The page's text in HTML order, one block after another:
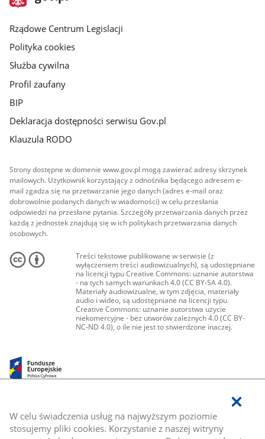
W celu świadczenia usług na najwyższym poziomie
stosujemy pliki cookies. Korzystanie z naszej witryny
Rządowe Centrum Legislacji
Polityka cookies
Służba cywilna
Profil zaufany
BIP
Deklaracja dostępności serwisu Gov.pl
Klauzula RODO
Strony dostępne w domenie www.gov.pl mogą zawierać adresy skrzynek
mailowych. Użytkownik korzystający z odnośnika będącego adresem e-
mail zgadza się na przetwarzanie jego danych (adres e-mail oraz
dobrowolnie podanych danych w wiadomości) w celu przesłania
odpowiedzi na przesłane pytania. Szczegóły przetwarzania danych przez
każdą z jednostek znajdują się w ich politykach przetwarzania danych
osobowych.
Treści tekstowe publikowane w serwisie (z
wyłączeniem treści audiowizualnych), są udostępniane
na licencji typu Creative Commons: uznanie autorstwa
- na tych samych warunkach 4.0 (CC BY-SA 4.0).
Materiały audiowizualne, w tym zdjęcia, materiały
audio i wideo, są udostępniane na licencji typu
Creative Commons: uznanie autorstwa użycie
niekomercyjne - bez utworów zależnych 4.0 (CC BY-
NC-ND 4.0), o ile nie jest to stwierdzone inaczej.